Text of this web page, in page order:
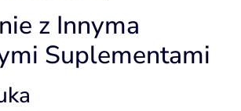
z Innyma
Suplementami